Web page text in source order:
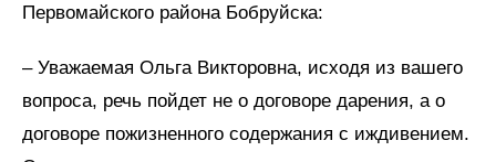
Первомайского района Бобруйска:
– Уважаемая Ольга Викторовна, исходя из вашего
вопроса, речь пойдет не о договоре дарения, а о
договоре пожизненного содержания с иждивением.